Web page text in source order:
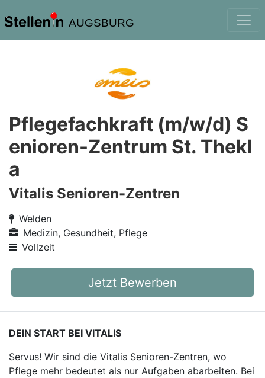
AUGSBURG
Pflegefachkraft (m/w/d) S
enioren-Zentrum St. Thekl
a
Vitalis Senioren-Zentren
Welden
Medizin, Gesundheit, Pflege
Vollzeit
Jetzt Bewerben
DEIN START BEI VITALIS
Servus! Wir sind die Vitalis Senioren-Zentren, wo
Pflege mehr bedeutet als nur Aufgaben abarbeiten. Bei